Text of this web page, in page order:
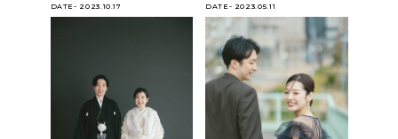
DATE- 2023.10.17 DATE- 2023.05.11